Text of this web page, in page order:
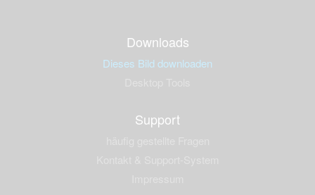
Downloads
Dieses Bild downloaden
Support